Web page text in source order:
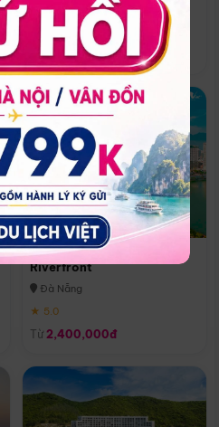
Quoc
Phú Quốc
★ 5.0
Melia Vinpearl Danang
Riverfront
Đà Nẵng
★ 5.0
Từ 2,400,000đ